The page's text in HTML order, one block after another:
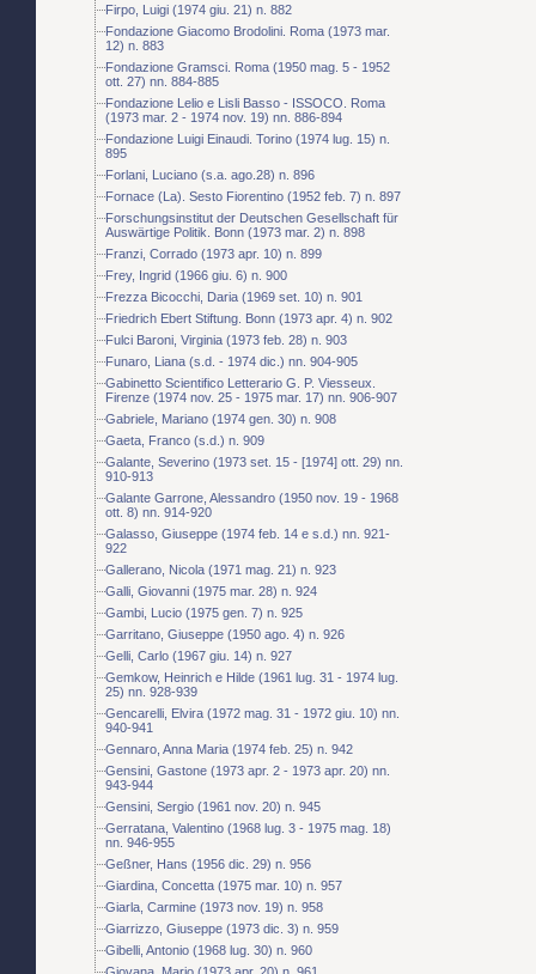
Firpo, Luigi (1974 giu. 21) n. 882
Fondazione Giacomo Brodolini. Roma (1973 mar.
12) n. 883
Fondazione Gramsci. Roma (1950 mag. 5 - 1952
ott. 27) nn. 884-885
Fondazione Lelio e Lisli Basso - ISSOCO. Roma
(1973 mar. 2 - 1974 nov. 19) nn. 886-894
Fondazione Luigi Einaudi. Torino (1974 lug. 15) n.
895
Forlani, Luciano (s.a. ago.28) n. 896
Fornace (La). Sesto Fiorentino (1952 feb. 7) n. 897
Forschungsinstitut der Deutschen Gesellschaft für
Auswärtige Politik. Bonn (1973 mar. 2) n. 898
Franzi, Corrado (1973 apr. 10) n. 899
Frey, Ingrid (1966 giu. 6) n. 900
Frezza Bicocchi, Daria (1969 set. 10) n. 901
Friedrich Ebert Stiftung. Bonn (1973 apr. 4) n. 902
Fulci Baroni, Virginia (1973 feb. 28) n. 903
Funaro, Liana (s.d. - 1974 dic.) nn. 904-905
Gabinetto Scientifico Letterario G. P. Viesseux.
Firenze (1974 nov. 25 - 1975 mar. 17) nn. 906-907
Gabriele, Mariano (1974 gen. 30) n. 908
Gaeta, Franco (s.d.) n. 909
Galante, Severino (1973 set. 15 - [1974] ott. 29) nn.
910-913
Galante Garrone, Alessandro (1950 nov. 19 - 1968
ott. 8) nn. 914-920
Galasso, Giuseppe (1974 feb. 14 e s.d.) nn. 921-
922
Gallerano, Nicola (1971 mag. 21) n. 923
Galli, Giovanni (1975 mar. 28) n. 924
Gambi, Lucio (1975 gen. 7) n. 925
Garritano, Giuseppe (1950 ago. 4) n. 926
Gelli, Carlo (1967 giu. 14) n. 927
Gemkow, Heinrich e Hilde (1961 lug. 31 - 1974 lug.
25) nn. 928-939
Gencarelli, Elvira (1972 mag. 31 - 1972 giu. 10) nn.
940-941
Gennaro, Anna Maria (1974 feb. 25) n. 942
Gensini, Gastone (1973 apr. 2 - 1973 apr. 20) nn.
943-944
Gensini, Sergio (1961 nov. 20) n. 945
Gerratana, Valentino (1968 lug. 3 - 1975 mag. 18)
nn. 946-955
Geßner, Hans (1956 dic. 29) n. 956
Giardina, Concetta (1975 mar. 10) n. 957
Giarla, Carmine (1973 nov. 19) n. 958
Giarrizzo, Giuseppe (1973 dic. 3) n. 959
Gibelli, Antonio (1968 lug. 30) n. 960
Giovana, Mario (1973 apr. 20) n. 961